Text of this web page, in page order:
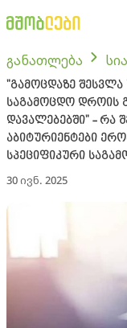
განათლება
"გამოცდაზე
საგამოცდო დროის
დავალებებში" - რა
აბიტურიენტები
სპეციფიკური
30 ივნ. 2025